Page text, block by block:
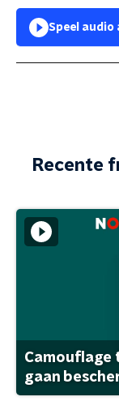
Speel audio
Recente
gaan